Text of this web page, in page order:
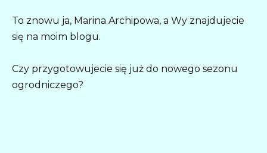
To znowu ja, Marina Archipowa, a Wy znajdujecie
się na moim blogu.
Czy przygotowujecie się już do nowego sezonu
ogrodniczego?